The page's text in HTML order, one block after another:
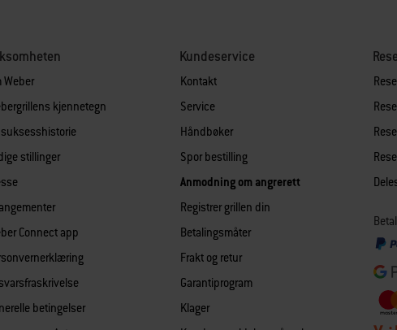
Weber
kjennetegn
suksesshistorie
stillinger
Connect app
betingelser
Kundeservice
Kontakt
Service
Håndbøker
Spor bestilling
Anmodning om angrerett
Registrer grillen din
Betalingsmåter
Frakt og retur
Garantiprogram
Klager